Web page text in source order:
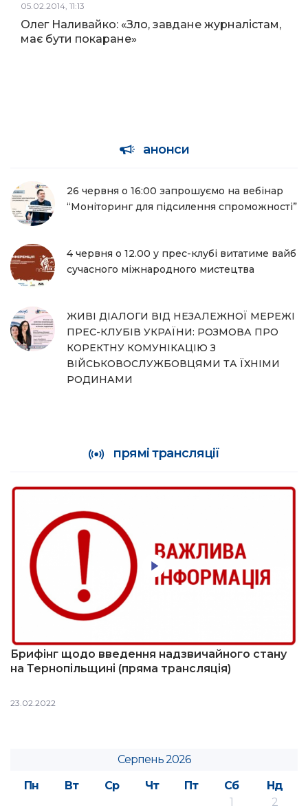
05.02.2014, 11:13
Олег Наливайко: «Зло, завдане журналістам,
має бути покаране»
анонси
26 червня о 16:00 запрошуємо на вебінар
“Моніторинг для підсилення спроможності”
4 червня о 12.00 у прес-клубі витатиме вайб
сучасного міжнародного мистецтва
ЖИВІ ДІАЛОГИ ВІД НЕЗАЛЕЖНОЇ МЕРЕЖІ
ПРЕС-КЛУБІВ УКРАЇНИ: РОЗМОВА ПРО
КОРЕКТНУ КОМУНІКАЦІЮ З
ВІЙСЬКОВОСЛУЖБОВЦЯМИ ТА ЇХНІМИ
РОДИНАМИ
прямі трансляції
Брифінг щодо введення надзвичайного стану
на Тернопільщині (пряма трансляція)
23.02.2022
Серпень 2026
Пн
Вт Ср Чт Пт Сб
Нд
1
2